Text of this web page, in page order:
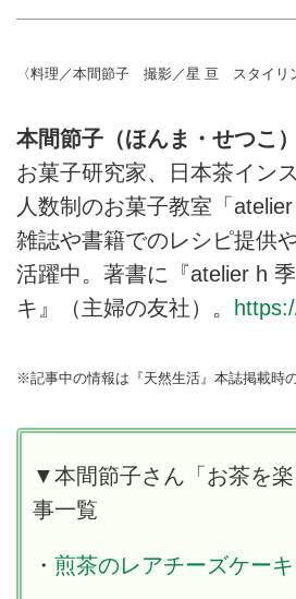
〈料理／本間節子 撮影／星 亘 スタイリ
本間節子（ほんま・せつこ）
お菓子研究家、日本茶イン
人数制のお菓子教室「atelier
雑誌や書籍でのレシピ提供
活躍中。著書に『atelier h
キ』（主婦の友社）。
※記事中の情報は『天然生活』本誌掲載時
▼本間節子さん「お茶を
事一覧
・ 煎茶のレアチーズケーキ